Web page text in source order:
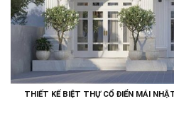
THIẾT KẾ BIỆT THỰ CỔ ĐIỂN MÁI